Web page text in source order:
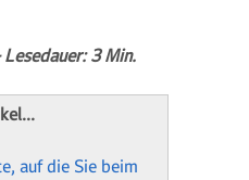
3 Min.
auf die Sie beim